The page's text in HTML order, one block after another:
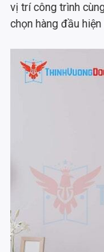
vị trí công trình
chọn hàng đầu